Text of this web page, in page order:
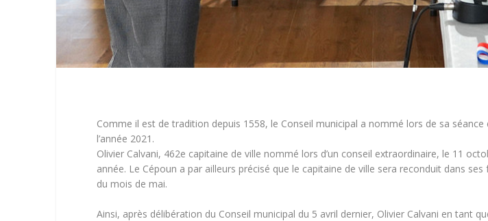
Comme il est de tradition depuis 1558, le Conseil municipal a nommé lors de sa
l’année 2021.
Olivier Calvani, 462e capitaine de ville nommé lors d’un conseil extraordinaire, le 11
année. Le Cépoun a par ailleurs précisé que le capitaine de ville sera reconduit dans
du mois de mai.
Ainsi, après délibération du Conseil municipal du 5 avril dernier, Olivier Calvani en tant